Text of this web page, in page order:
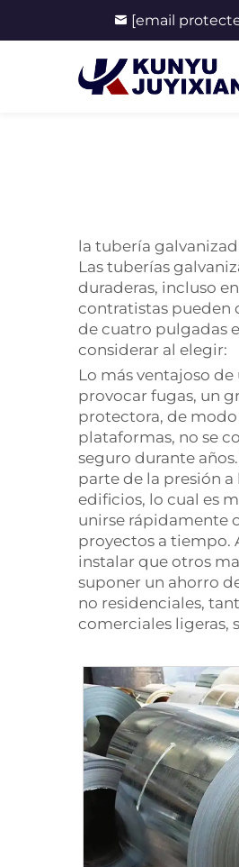
[email
la tubería
Las tuberías
duraderas, incluso
contratistas pueden
de cuatro pulgadas
considerar al elegir:
Lo más ventajoso
provocar fugas, un
protectora, de
plataformas, no se
seguro durante
parte de la presión
edificios, lo cual es
unirse rápidamente
proyectos a tiempo.
instalar que otros
suponer un ahorro
no residenciales,
comerciales ligeras,